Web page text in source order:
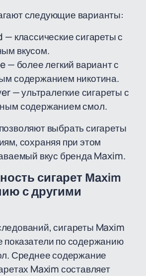
следующие варианты:
— классические сигареты с
вкусом.
— более легкий вариант с
содержанием никотина.
— ультралегкие сигареты с
содержанием смол.
выбрать сигареты
сохраняя при этом
вкус бренда Maxim.
сигарет Maxim
с другими
сигареты Maxim
по содержанию
Среднее содержание
Maxim составляет